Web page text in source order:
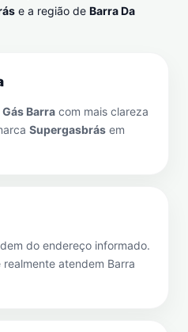
e a região de Barra Da
Barra com mais clareza
Supergasbrás em
do endereço informado.
atendem Barra